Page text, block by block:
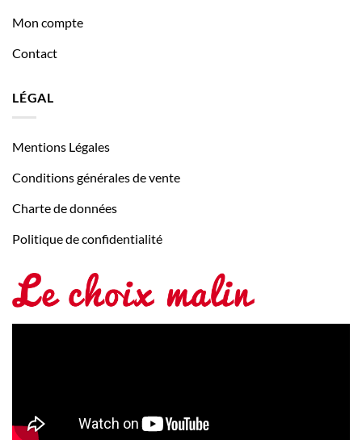
Mon compte
Contact
LÉGAL
Mentions Légales
Conditions générales de vente
Charte de données
Politique de confidentialité